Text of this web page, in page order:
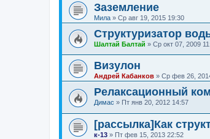
Заземление
Мила » Ср авг 19, 2015 19:30
Структуризатор
Шалтай Балтай » Ср окт 07, 2009
Визулон
Андрей Кабанков » Ср фев 26,
Релаксационный
Димас » Пт янв 20, 2012 14:57
[рассылка]Как
к-13 » Пт фев 15, 2013 22:52